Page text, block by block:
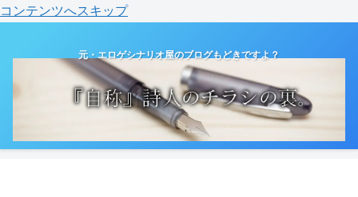
コンテンツへスキップ
元・エロゲシナリオ屋のブログもどきですよ？